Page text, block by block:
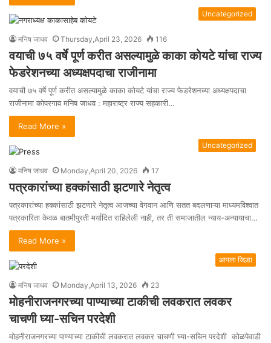
Uncategorized
मनिष जाधव Thursday,April 23, 2026 116
वयाची ७५ वर्षे पूर्ण करीत असल्यामुळे काका कोयटे यांचा राज्य
फेडरेशनच्या अध्यक्षपदाचा राजीनामा
वयाची ७५ वर्षे पूर्ण करीत असल्यामुळे काका कोयटे यांचा राज्य फेडरेशनच्या अध्यक्षपदाचा
राजीनामा कोपरगाव मनिष जाधव : महाराष्ट्र राज्य सहकारी…
Read More »
Uncategorized
मनिष जाधव Monday,April 20, 2026 17
पत्रकारांच्या हक्कांसाठी झटणारे नेतृत्व
पत्रकारांच्या हक्कांसाठी झटणारे नेतृत्व आजच्या वेगवान आणि सतत बदलणाऱ्या माध्यमविश्वात
पत्रकारिता केवळ बातमीपुरती मर्यादित राहिलेली नाही, तर ती समाजातील न्याय-अन्यायाचा…
Read More »
आपला जिल्हा
मनिष जाधव Monday,April 13, 2026 23
मोहनीराजनगरच्या पाण्याच्या टाकीची लवकरात लवकर
चाचणी घ्या-सचिन परदेशी
मोहनीराजनगरच्या पाण्याच्या टाकीची लवकरात लवकर चाचणी घ्या-सचिन परदेशी कोळपेवाडी